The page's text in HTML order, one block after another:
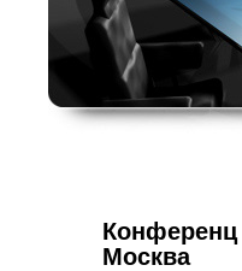
Конференц
Москва